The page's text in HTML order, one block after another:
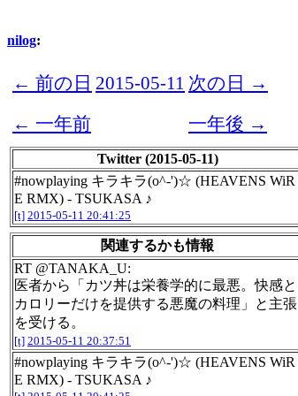
nilog:
← 前の日 2015-05-11 次の日 →
← 一年前
一年後 →
Twitter (2015-05-11)
#nowplaying キラキラ(o^-')☆ (HEAVENS WiR
E RMX) - TSUKASA ♪
[t] 2015-05-11 20:41:25
関連するかも情報
RT @TANAKA_U:
医者から「カツ丼は栄養学的に最悪。快感と
カロリーだけを提供する悪魔の料理」と主張
を受ける。
[t] 2015-05-11 20:37:51
#nowplaying キラキラ(o^-')☆ (HEAVENS WiR
E RMX) - TSUKASA ♪